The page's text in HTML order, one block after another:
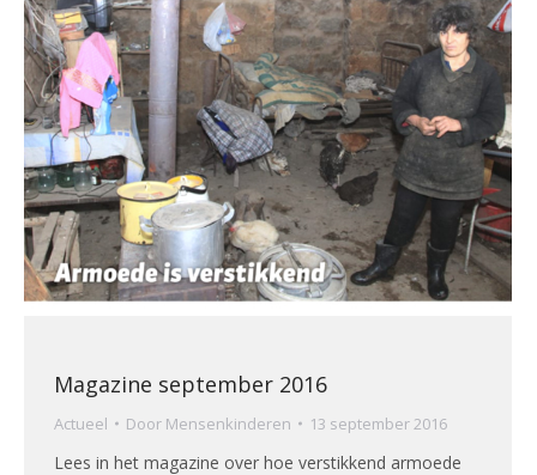
Magazine september 2016
Actueel Door Mensenkinderen 13 september 2016
Lees in het magazine over hoe verstikkend armoede